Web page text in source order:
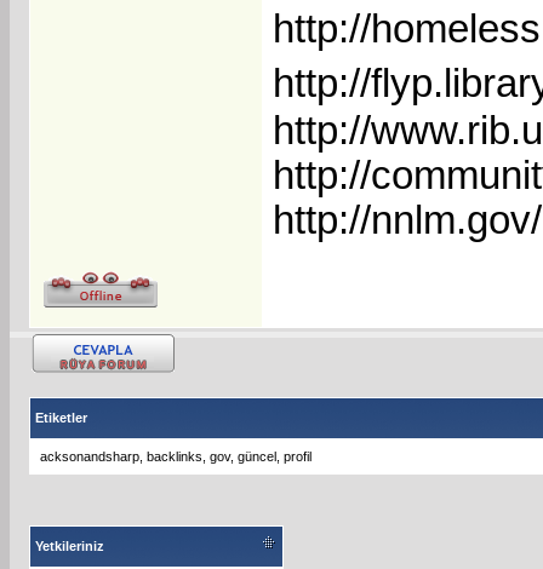
http://
http://
http://
http://
http://
Etiketler
acksonandsharp backlinks gov, güncel profil
Yetkileriniz